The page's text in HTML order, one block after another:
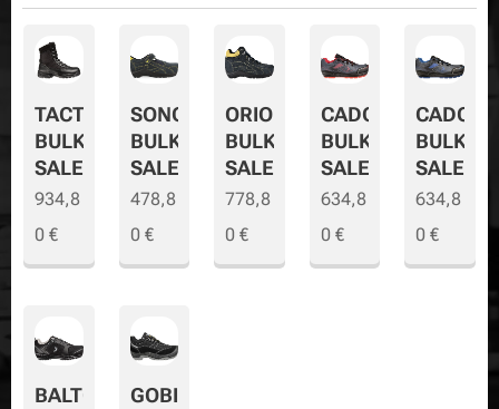
TACTIC
BULK
SALE
934,8
0 €
SONORA
BULK
SALE
478,8
0€
ORION
BULK
SALE
778,8
0 €
CADOR
BULK
SALE
634,8
0€
CADOR-
BULK-
SALE
634,8
0 €
BALTO
GOBI